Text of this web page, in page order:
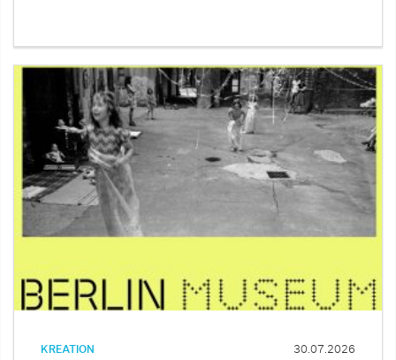
KREATION 30.07.2026